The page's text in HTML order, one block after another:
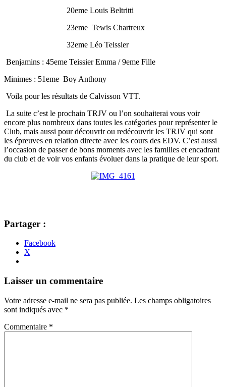
20eme Louis Beltritti
23eme Tewis Chartreux
32eme Léo Teissier
Benjamins : 45eme Teissier Emma / 9eme Fille
Minimes : 51eme Boy Anthony
Voila pour les résultats de Calvisson VTT.
La suite c’est le prochain TRJV ou l’on souhaiterai vous voir
encore plus nombreux dans toutes les catégories pour représenter le
Club, mais aussi pour découvrir ou redécouvrir les TRJV qui sont
les épreuves en relation directe avec les cours des EDV. C’est aussi
l’occasion de passer de bons moments avec les familles et encadrant
du club et de voir vos enfants évoluer dans la pratique de leur sport.
Partager :
Facebook
X
Navigation
articles
←
→
Laisser un commentaire
Votre adresse e-mail ne sera pas publiée. Les champs obligatoires
sont indiqués avec *
Commentaire *